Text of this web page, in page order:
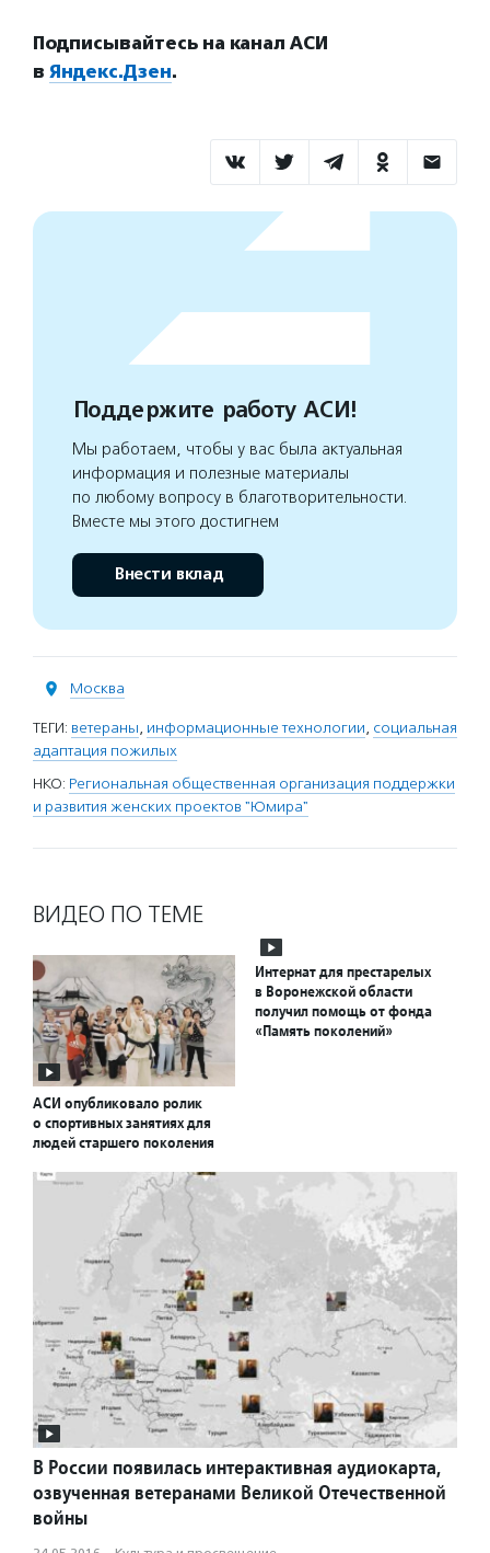
Подписывайтесь на канал АСИ
в Яндекс.Дзен.
Поддержите работу АСИ!
Мы работаем, чтобы у вас была актуальная
информация и полезные материалы
по любому вопросу в благотворительности.
Вместе мы этого достигнем
Внести вклад
Москва
ТЕГИ: ветераны, информационные технологии, социальная
адаптация пожилых
НКО: Региональная общественная организация поддержки
и развития женских проектов "Юмира"
ВИДЕО ПО ТЕМЕ
АСИ опубликовало ролик
о спортивных занятиях для
людей старшего поколения
Интернат для престарелых
в Воронежской области
получил помощь от фонда
«Память поколений»
В России появилась интерактивная аудиокарта,
озвученная ветеранами Великой Отечественной
войны